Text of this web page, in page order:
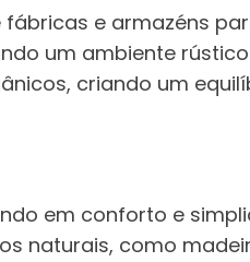
e armazéns
um ambiente
criando um
em conforto e
naturais, como